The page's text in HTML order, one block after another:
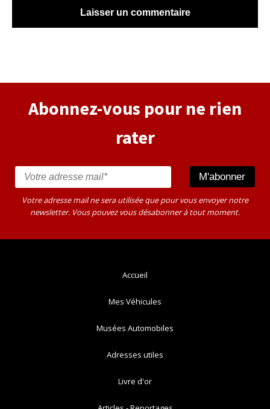
Abonnez-vous pour ne rien
rater
Votre adresse mail ne sera utilisée que pour vous envoyer notre
newsletter. Vous pouvez vous désabonner à tout moment.
Accueil
Mes Véhicules
Musées Automobiles
Adresses utiles
Livre d'or